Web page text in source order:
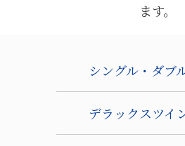
ます。
シングル・ダブ
デラックスツイ